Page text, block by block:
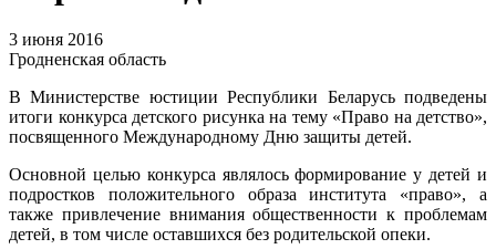
3 июня 2016
Гродненская область
В Министерстве юстиции Республики Беларусь подведены
итоги конкурса детского рисунка на тему «Право на детство»,
посвященного Международному Дню защиты детей.
Основной целью конкурса являлось формирование у детей и
подростков положительного образа института «право», а
также привлечение внимания общественности к проблемам
детей, в том числе оставшихся без родительской опеки.